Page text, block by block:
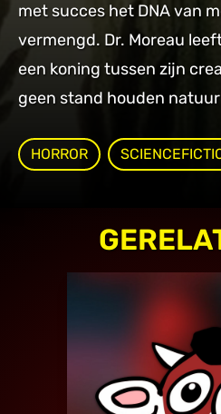
met succes het DNA van
vermengd. Dr. Moreau
een koning tussen zijn
geen stand houden
HORROR